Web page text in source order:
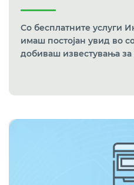
Со бесплатните услуги
имаш постојан увид во
добиваш известувања за